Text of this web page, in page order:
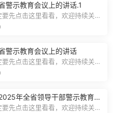
警示教育会议上的讲话.1
先点击这里看看，欢迎持续关
推送预览结束，本文...
警示教育会议上的讲话
先点击这里看看，欢迎持续关
推送预览结束，本文...
年全省领导干部警示教育会
先点击这里看看，欢迎持续关